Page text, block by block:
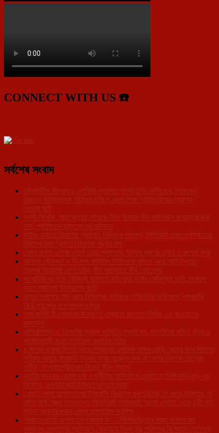
CONNECT WITH US ☎️
সর্বশেষ সংবাদ
গৌরাঙ্গটিলা বিদ্যালয়ে এলপিজি গ্যাসের পাসবই চুরির অভিযোগ, শিক্ষকের
বিরুদ্ধে দৃষ্টান্তমূলক শাস্তির দাবিতে জেলা শিক্ষা আধিকারিকের দ্বারস্থ
এসএফআই
স্বামী নিখোঁজ, সাত বছরের মেয়েকে নিয়ে অসহায় দিন কাটাচ্ছেন কলাছড়ার রুমা
দাস, প্রশাসনের হস্তক্ষেপের আবেদন
থাইবুং বাজারে বিজেপির প্রতিবাদ মিছিল ও পথসভা, সিপিআইএমের অপপ্রচারের
বিরুদ্ধে সরব প্রাক্তন বিধায়ক শঙ্কর রায়
খেজুর বাগান এলাকা থেকে চোর গ্রেফতার, উদ্ধার স্বর্ণের চেইন ও রুপোর নূপুর
আসন্ন পৌরসভা ও ভিলেজ কাউন্সিল নির্বাচনকে সামনে রেখে নয়াদিল্লিতে
ত্রিপুরা বিজেপির মেগা বৈঠক, দীর্ঘ আলোচনা শীর্ষ নেতৃত্বের
সাংবাদিকদের সঙ্গে সৌজন্য সাক্ষাতে বাইখোড়া থানার নবনিযুক্ত ওসি, অপরাধ
দমনে সমন্বিত উদ্যোগের বার্তা
ডুম্বুর জলাশয়ে মাছ ধরার নিষেধাজ্ঞা কার্যকরে গাফিলতির অভিযোগ, নজরদারি
নিয়ে প্রশ্নের মুখে মৎস্য দপ্তর
নবম বাহিনী টিএসআরের উদ্যোগে স্বেচ্ছায় রক্তদান শিবির, ৬৫ জওয়ানের
রক্তদান
আশারামবাড়িতে বিজেপির প্রয়াস কর্মসূচির প্রথম পর্ব, সাংগঠনিক শক্তি বৃদ্ধিতে
আশারামবাড়ি মণ্ডলে দিনভর একাধিক বৈঠক
৫ মাসের বকেয়া বিলের জেরে সাব্রুমের একাধিক অঙ্গনওয়াড়ি কেন্দ্রে বন্ধ শিশুদের
পুষ্টিকর আহার, সরকারি অনুদান থাকা সত্ত্বেও অর্থ না মেলায় বিপাকে কেন্দ্রের
কর্মীরা, খাদ্যসামগ্রীর মান নিয়েও উঠল প্রশ্ন
জাতীয় সড়কের বেহাল দশা ও দুর্নীতির অভিযোগে খোয়াইতে সিপিআই(এম)-এর
বিক্ষোভ, এনএইচআইডিসিএল দপ্তরে ধরনা
খোয়াই জেলা হাসপাতালের ইমার্জেন্সি বিভাগের করুণ চিত্র, না আছে ডাক্তার, না
আছে নার্স, স্বল্প বেতনভূক্ত সিকিউরিটি গার্ডদেরই ‘জুতো সেলাই থেকে চন্ডী পাঠ’
পর্যন্ত ব্যবহার করছে জেলা হাসপাতাল কর্তৃপক্ষ
‘সনাতন ধর্মের অপমানে চুপ থাকব না’ – সিপিআই(এম) রাজ্য সম্পাদকের
কুরুচিকর মন্তব্যের প্রতিবাদে খোয়াইয়ে বিশ্ব হিন্দু পরিষদের বিক্ষোভে তোলপাড়